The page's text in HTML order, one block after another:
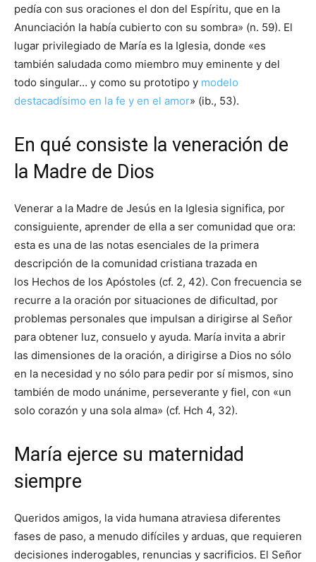
pedía con sus oraciones el don del Espíritu, que en la
Anunciación la había cubierto con su sombra» (n. 59). El
lugar privilegiado de María es la Iglesia, donde «es
también saludada como miembro muy eminente y del
todo singular… y como su prototipo y modelo
destacadísimo en la fe y en el amor» (ib., 53).
En qué consiste la veneración de
la Madre de Dios
Venerar a la Madre de Jesús en la Iglesia significa, por
consiguiente, aprender de ella a ser comunidad que ora:
esta es una de las notas esenciales de la primera
descripción de la comunidad cristiana trazada en
los Hechos de los Apóstoles (cf. 2, 42). Con frecuencia se
recurre a la oración por situaciones de dificultad, por
problemas personales que impulsan a dirigirse al Señor
para obtener luz, consuelo y ayuda. María invita a abrir
las dimensiones de la oración, a dirigirse a Dios no sólo
en la necesidad y no sólo para pedir por sí mismos, sino
también de modo unánime, perseverante y fiel, con «un
solo corazón y una sola alma» (cf. Hch 4, 32).
María ejerce su maternidad
siempre
Queridos amigos, la vida humana atraviesa diferentes
fases de paso, a menudo difíciles y arduas, que requieren
decisiones inderogables, renuncias y sacrificios. El Señor